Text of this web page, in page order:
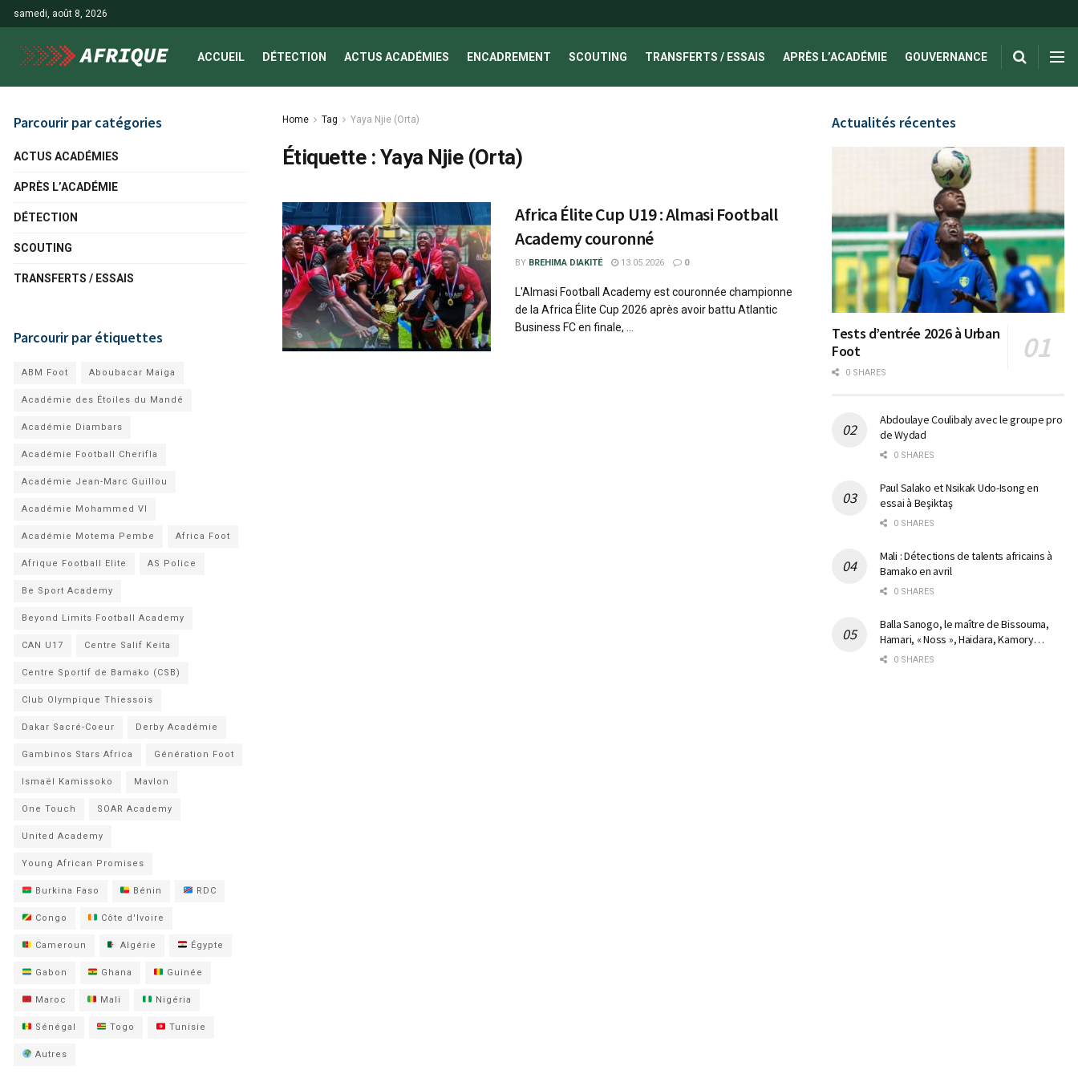
samedi, août 8, 2026
ACCUEIL DÉTECTION ACTUS ACADÉMIES ENCADREMENT SCOUTING TRANSFERTS / ESSAIS APRÈS L’ACADÉMIE GOUVERNANCE
Home Tag Yaya Njie (Orta)
Étiquette : Yaya Njie (Orta)
Africa Élite Cup U19 : Almasi Football
Academy couronné
BY BREHIMA DIAKITÉ 13.05.2026 0
L'Almasi Football Academy est couronnée championne
de la Africa Élite Cup 2026 après avoir battu Atlantic
Business FC en finale, ...
Parcourir par catégories
ACTUS ACADÉMIES
APRÈS L’ACADÉMIE
DÉTECTION
SCOUTING
TRANSFERTS / ESSAIS
Parcourir par étiquettes
ABM Foot Aboubacar Maiga
Académie des Étoiles du Mandé
Académie Diambars
Académie Football Cherifla
Académie Jean-Marc Guillou
Académie Mohammed VI
Académie Motema Pembe Africa Foot
Afrique Football Elite AS Police
Be Sport Academy
Beyond Limits Football Academy
CAN U17 Centre Salif Keita
Centre Sportif de Bamako (CSB)
Club Olympique Thiessois
Dakar Sacré-Coeur Derby Académie
Gambinos Stars Africa Génération Foot
Ismaël Kamissoko Mavlon
One Touch SOAR Academy
United Academy
Young African Promises
Burkina Faso Bénin RDC
Congo Côte d'Ivoire
Cameroun Algérie Égypte
Gabon Ghana Guinée
Maroc Mali Nigéria
Sénégal Togo Tunisie
Autres
Actualités récentes
Tests d’entrée 2026 à Urban
Foot
0 SHARES
Abdoulaye Coulibaly avec le groupe pro
de Wydad
0 SHARES
Paul Salako et Nsikak Udo-Isong en
essai à Beşiktaş
0 SHARES
Mali : Détections de talents africains à
Bamako en avril
0 SHARES
Balla Sanogo, le maître de Bissouma,
Hamari, « Noss », Haidara, Kamory…
0 SHARES